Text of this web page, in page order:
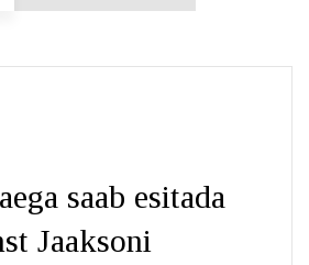
saab esitada
Jaaksoni